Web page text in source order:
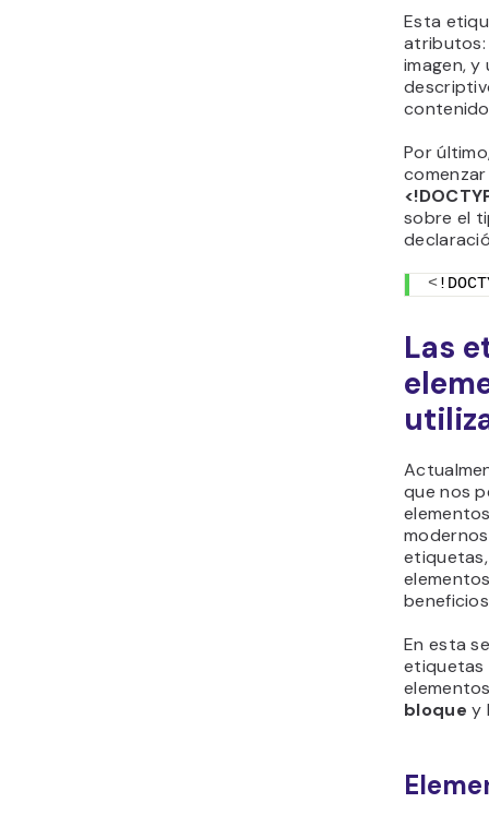
Esta
imagen,
Por
sobre el
<
Las
que nos
En esta
etiquetas
bloque y